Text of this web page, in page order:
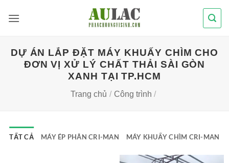
qua
DỰ ÁN LẮP ĐẶT MÁY KHUẤY CHÌM CHO
ĐƠN VỊ XỬ LÝ CHẤT THẢI SÀI GÒN
XANH TẠI TP.HCM
Trang chủ / Công trình /
TẤT CẢ MÁY ÉP PHÂN CRI-MAN MÁY KHUẤY CHÌM CRI-MAN